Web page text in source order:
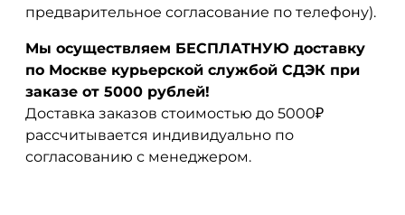
предварительное согласование по телефону).
Мы осуществляем БЕСПЛАТНУЮ доставку
по Москве курьерской службой СДЭК при
заказе от 5000 рублей!
Доставка заказов стоимостью до 5000₽
рассчитывается индивидуально по
согласованию с менеджером.